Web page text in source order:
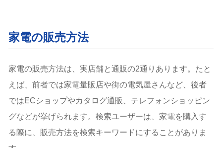
家電の販売方法
家電の販売方法は、実店舗と通販の2通りあります。たと
えば、前者では家電量販店や街の電気屋さんなど、後者
ではECショップやカタログ通販、テレフォンショッピン
グなどが挙げられます。検索ユーザーは、家電を購入す
る際に、販売方法を検索キーワードにすることがありま